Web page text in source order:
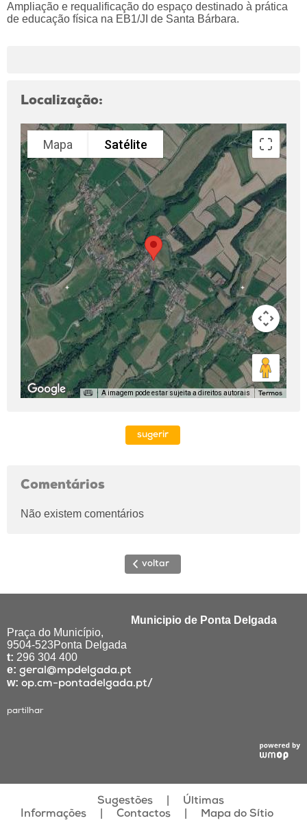
Ampliação e requalificação do espaço destinado à prática
de educação física na EB1/JI de Santa Bárbara.
Localização:
Mapa Satélite
A imagem pode estar sujeita a direitos autorais Termos
sugerir
Comentários
Não existem comentários
voltar
Municipio de Ponta Delgada
Praça do Município,
9504-523Ponta Delgada
t: 296 304 400
e: geral@mpdelgada.pt
w: op.cm-pontadelgada.pt/
partilhar
Sugestões
Últimas
Informações
Contactos Mapa do Sítio